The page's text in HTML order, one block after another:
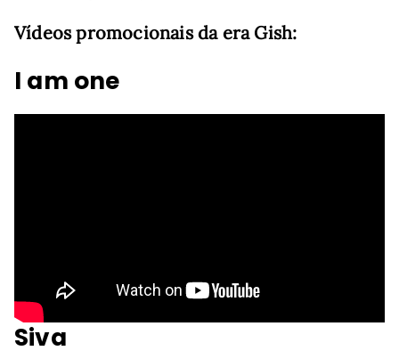
Vídeos promocionais da era Gish:
I am one
Siva